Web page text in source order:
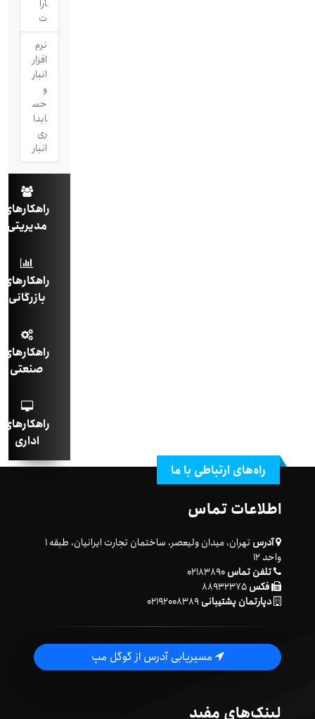
ارا
ت
نرم
افزار
انبار
حس
ابدا
ری
انبار
راهکارهای
مدیریتی
راهکارهای
بازرگانی
راهکارهای
صنعتی
راهکارهای
اداری
راه‌های ارتباطی با ما
اطلاعات تماس
آدرس
تهران، میدان ولیعصر، ساختمان تجارت ایرانیان، طبقه ۱
واحد ۱۲
تلفن تماس۰۲۱۸۳۸۹۰
فکس۸۸۹۳۲۳۷۵
دپارتمان پشتیبانی۰۲۱۹۲۰۰۸۳۸۹
مسیریابی آدرس از گوگل مپ
لینک‌های مفید